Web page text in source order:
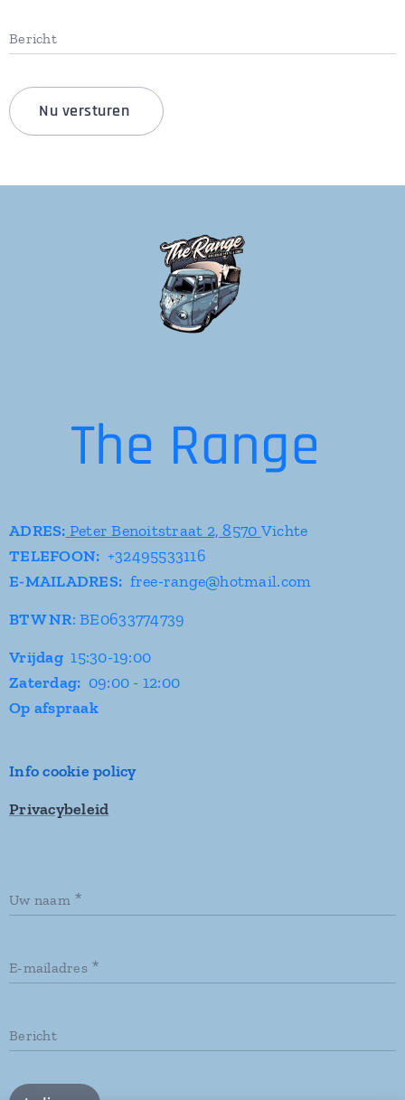
Bericht
Nu versturen
The Range
ADRES: Peter Benoitstraat 2, 8570 Vichte
TELEFOON: +32495533116
E-MAILADRES: free-range@hotmail.com
BTW NR: BE0633774739
Vrijdag15:30-19:00
Zaterdag: 09:00 - 12:00
Op afspraak
Info cookie policy
Privacybeleid
Uw naam
E-mailadres
Bericht